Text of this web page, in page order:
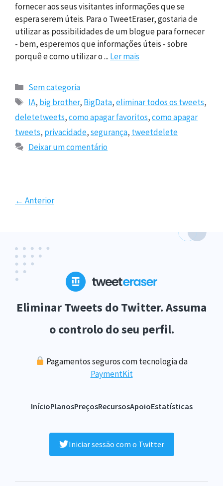
fornecer aos seus visitantes informações que se
espera serem úteis. Para o TweetEraser, gostaria de
utilizar as possibilidades de um blogue para fornecer
- bem, esperemos que informações úteis - sobre
porquê e como utilizar o ... Ler mais
Categorias
Sem categoria
Etiquetas
IA, big brother, BigData,eliminar todos os tweets,
deletetweets,como apagar favoritos,como apagar
tweets, privacidade,segurança, tweetdelete
Deixar um comentário
← Anterior
Eliminar Tweets do Twitter. Assuma
o controlo do seu perfil.
Pagamentos seguros com tecnologia da
PaymentKit
InícioPlanosPreçosRecursosApoioEstatísticas
Iniciar sessão com o Twitter